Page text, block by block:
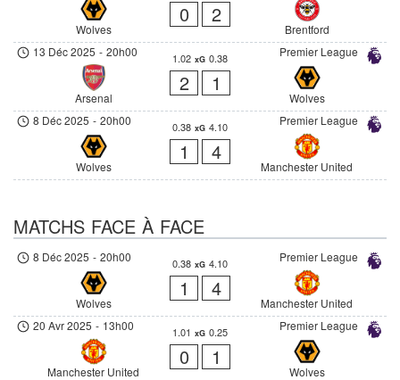
Wolves
0 2
Brentford
Premier League
13 Déc 2025 - 20h00
Arsenal
1.02 xG 0.38
2 1
Wolves
Premier League
8 Déc 2025 - 20h00
Wolves
0.38 xG 4.10
1 4
Manchester United
MATCHS FACE À FACE
Premier League
8 Déc 2025 - 20h00
Wolves
0.38 xG 4.10
1 4
Manchester United
Premier League
20 Avr 2025 - 13h00
Manchester United
1.01 xG 0.25
0 1
Wolves